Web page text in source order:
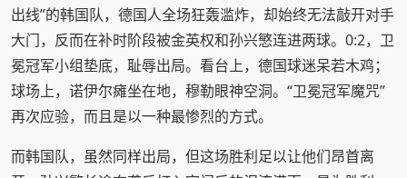
出线”的韩国队，德国人全场狂轰滥炸，却始终无法敲开对手
大门，反而在补时阶段被金英权和孙兴慜连进两球。0:2，卫
冕冠军小组垫底，耻辱出局。看台上，德国球迷呆若木鸡；
球场上，诺伊尔瘫坐在地，穆勒眼神空洞。“卫冕冠军魔咒”
再次应验，而且是以一种最惨烈的方式。
而韩国队，虽然同样出局，但这场胜利足以让他们昂首离